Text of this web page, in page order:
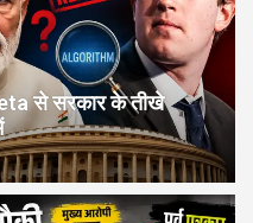
से सरकार के तीखे